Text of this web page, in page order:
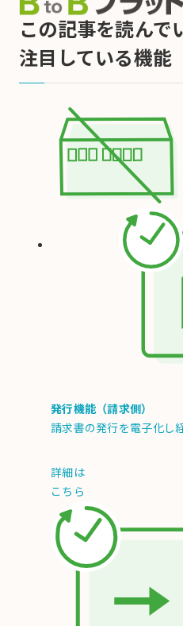
この記事を読んで
注目している機能
発行機能（請求側）
請求書の発行を電子化し
詳細は
こちら